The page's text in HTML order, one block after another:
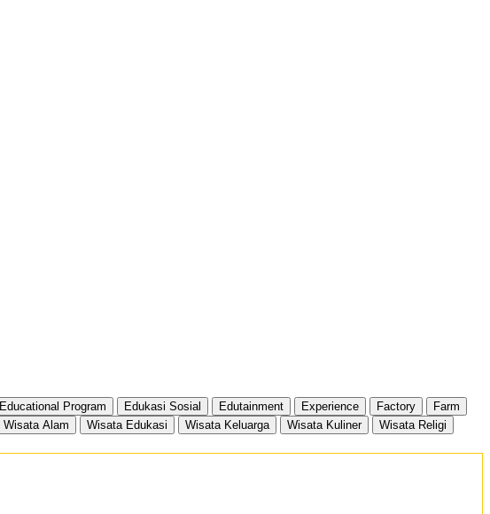
Educational Program Edukasi Sosial Edutainment Experience Factory
Farm
Wisata Alam Wisata Edukasi Wisata Keluarga Wisata Kuliner
Wisata Religi